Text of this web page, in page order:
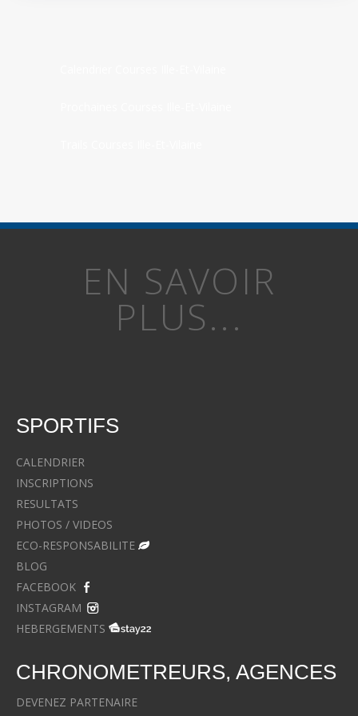
EN SAVOIR
PLUS...
SPORTIFS
CALENDRIER
INSCRIPTIONS
RESULTATS
PHOTOS / VIDEOS
ECO-RESPONSABILITE
BLOG
FACEBOOK
INSTAGRAM
HEBERGEMENTS
CHRONOMETREURS, AGENCES
DEVENEZ PARTENAIRE